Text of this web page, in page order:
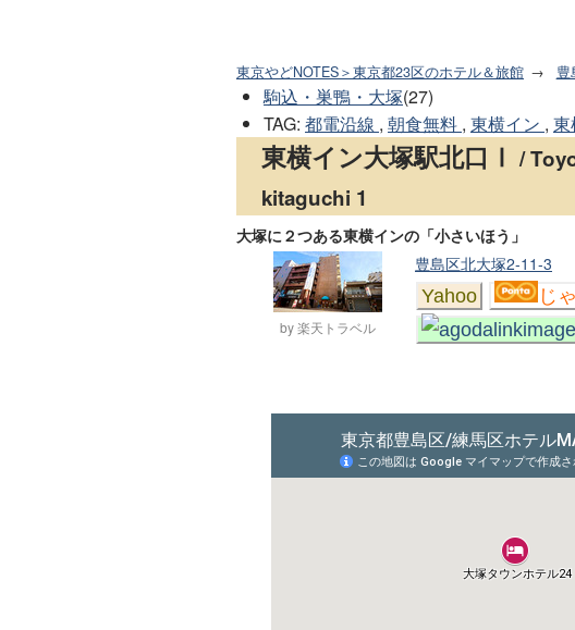
東京やどNOTES＞東京都23区のホテル＆旅館 豊
駒込・巣鴨・大塚(27)
TAG: 都電沿線 , 朝食無料 , 東横イン , 東
東横イン大塚駅北口Ⅰ /
kitaguchi 1
大塚に２つある東横インの「小さいほう」
by 楽天トラベル
豊島区北大塚2-11-3
Yahoo
じ